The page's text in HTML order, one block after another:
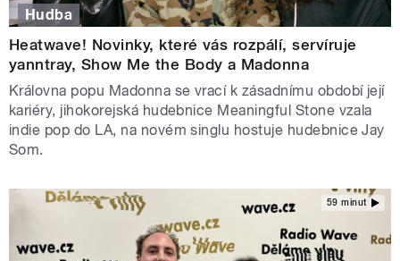
Hudba
Heatwave! Novinky, které vás rozpálí, servíruje
yanntray, Show Me the Body a Madonna
Královna popu Madonna se vrací k zásadnímu období její
kariéry, jihokorejská hudebnice Meaningful Stone vzala
indie pop do LA, na novém singlu hostuje hudebnice Jay
Som.
59 minut